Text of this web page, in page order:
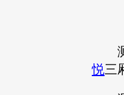
测
悦三